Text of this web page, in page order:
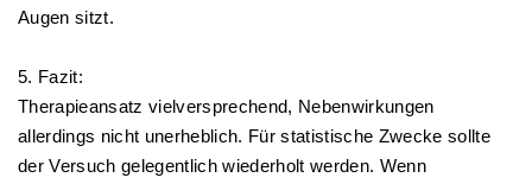
Augen sitzt.
5. Fazit:
Therapieansatz vielversprechend, Nebenwirkungen
allerdings nicht unerheblich. Für statistische Zwecke sollte
der Versuch gelegentlich wiederholt werden. Wenn